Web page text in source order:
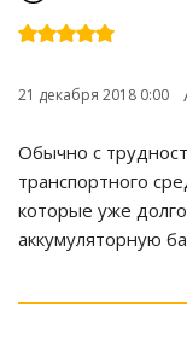
21 декабря 2018 0:00
Обычно с
транспортного
которые уже
аккумуляторную